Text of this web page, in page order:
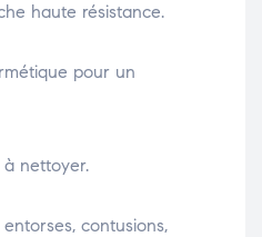
haute résistance.
pour un
à nettoyer.
contusions,